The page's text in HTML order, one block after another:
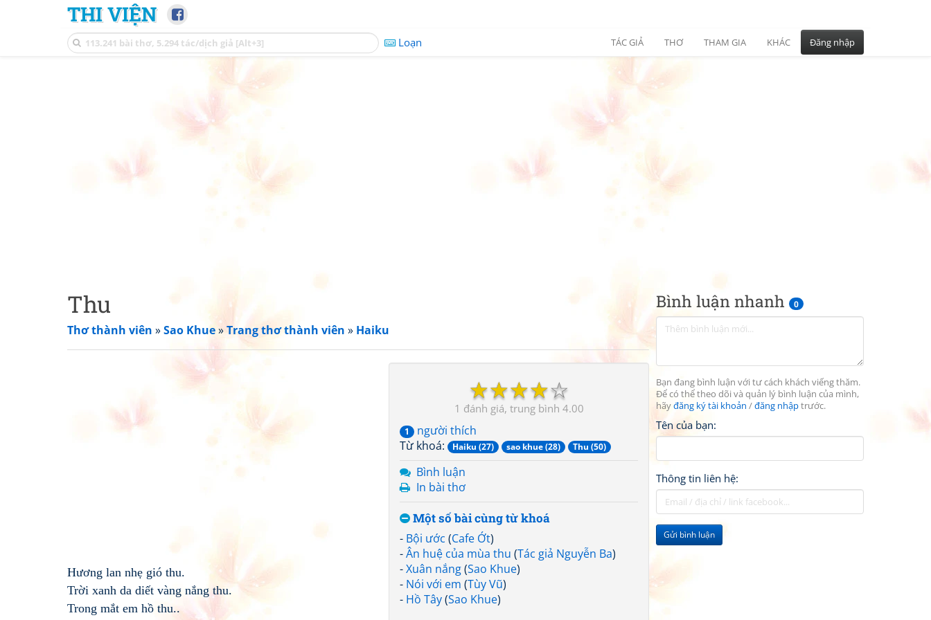
THI VIỆN
Loạn TÁC GIẢ THƠ THAM GIA KHÁC Đăng nhập
Bình luận nhanh 0
Bạn đang bình luận với tư cách khách viếng thăm.
Để có thể theo dõi và quản lý bình luận của mình,
hãyđăng ký tài khoản /đăng nhậptrước.
Tên của bạn:
Thông tin liên hệ:
Gửi bình luận
Thu
Thơ thành viên »Sao Khue»Trang thơ thành viên » Haiku
☆
☆
☆
☆
☆
1 4.00
1
người thích
Từ khoá:
Haiku (27) sao khue (28) Thu (50)
Bình luận
In bài thơ
Một số bài cùng từ khoá
- Bội ước (Cafe Ớt)
-Ân huệ của mùa thu (Tác giả Nguyễn Ba)
-Xuân nắng(Sao Khue)
- Nói với em (Tùy Vũ)
- Hồ Tây(Sao Khue)
Hương lan nhẹ gió thu.
Trời xanh da diết vàng nắng thu.
Trong mắt em hồ thu..